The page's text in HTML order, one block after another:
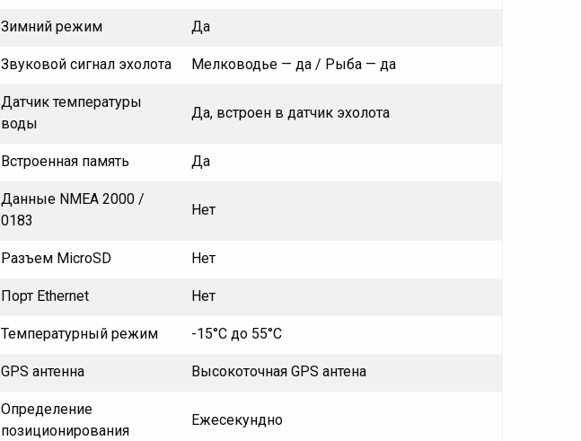
Зимний режим Да
Звуковой сигнал эхолота Мелководье — да / Рыба — да
Датчик температуры
воды
Да, встроен в датчик эхолота
Встроенная память Да
Данные NMEA 2000 /
0183
Нет
Разъем MicroSD Нет
Порт Ethernet Нет
Температурный режим -15°C до 55°C
GPS антенна Высокоточная GPS антена
Определение
позиционирования
Ежесекундно